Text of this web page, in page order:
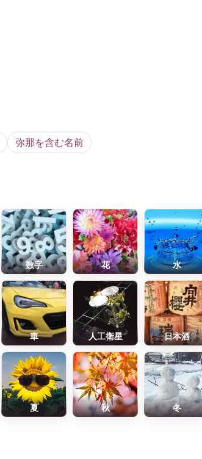
弥那を含む名前
数字 花 水
車 人工衛星 日本酒
夏 秋 冬